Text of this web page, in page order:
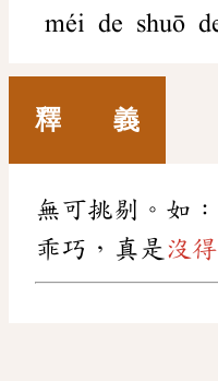
méi de shuō
釋 義
無可挑剔。如
乖巧，真是 沒